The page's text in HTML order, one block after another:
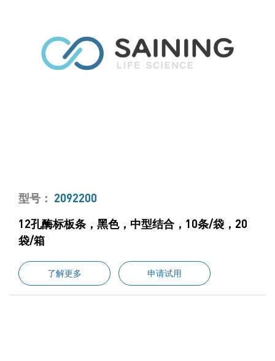
型号： 2092200
12孔酶标板条，黑色，中型结合，10条/袋，20
袋/箱
了解更多 申请试用